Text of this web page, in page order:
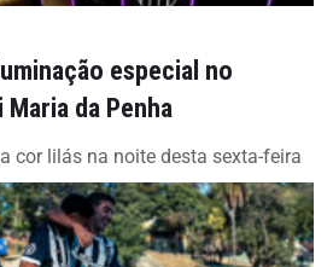
especial no
da Penha
cor lilás na noite desta sexta-feira